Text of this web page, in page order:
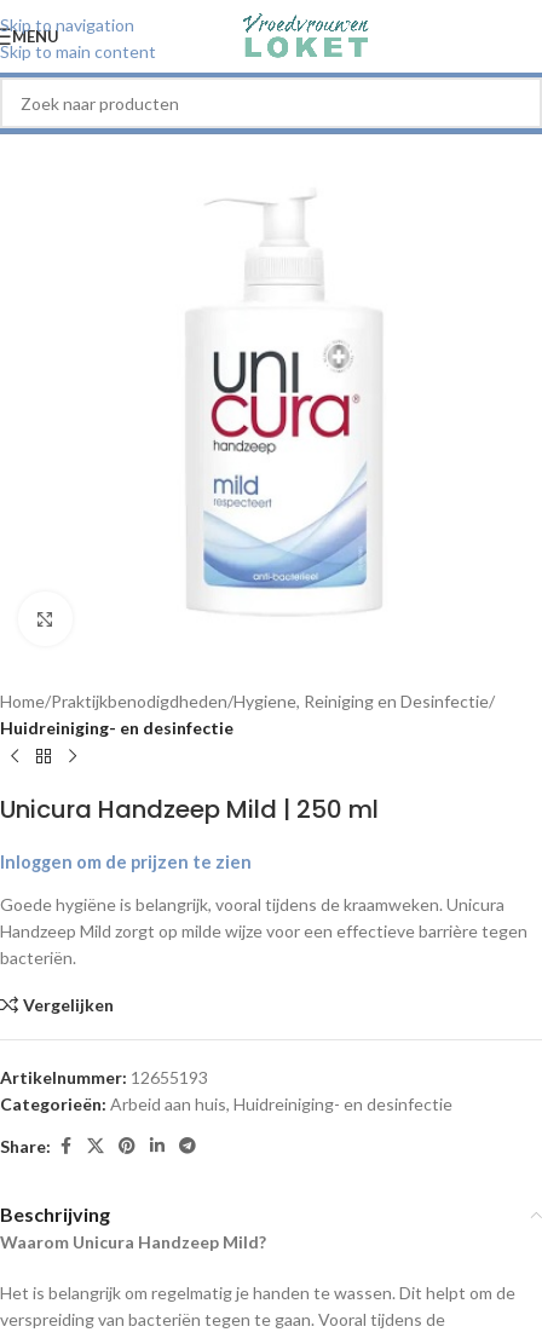
Skip to navigation
Skip to main content
MENU
Klik om te vergroten
Home Praktijkbenodigdheden Hygiene, Reiniging en Desinfectie
Huidreiniging- en desinfectie
Unicura Handzeep Mild | 250 ml
Inloggen om de prijzen te zien
Goede hygiëne is belangrijk, vooral tijdens de kraamweken. Unicura
Handzeep Mild zorgt op milde wijze voor een effectieve barrière tegen
bacteriën.
Vergelijken
Artikelnummer: 12655193
Categorieën: Arbeid aan huis, Huidreiniging- en desinfectie
Share:
Beschrijving
Waarom Unicura Handzeep Mild?
Het is belangrijk om regelmatig je handen te wassen. Dit helpt om de
verspreiding van bacteriën tegen te gaan. Vooral tijdens de